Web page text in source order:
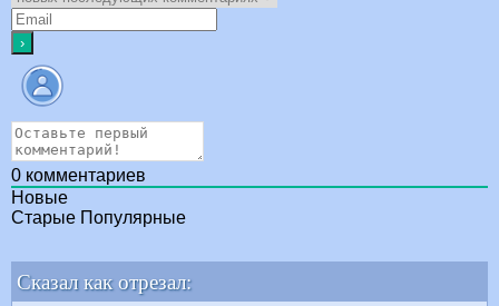
0 комментариев
Новые
Старые Популярные
Сказал как отрезал: